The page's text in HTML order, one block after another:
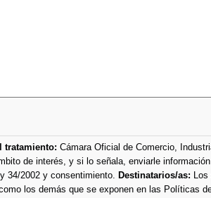
tratamiento: Cámara Oficial de Comercio,
consultas y dudas planteadas, enviar información solicitada, enviar
34/2002 y consentimiento. Destinatarios/as:
los demás que se exponen en las Políticas